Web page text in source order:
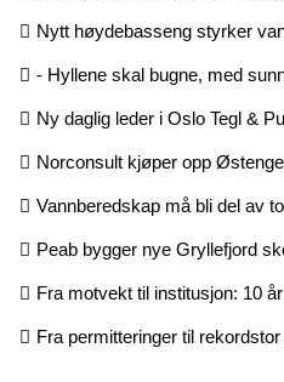
Nytt høydebasseng styrker
- Hyllene skal bugne, med
Ny daglig leder i Oslo Tegl &
Norconsult kjøper opp
Vannberedskap må bli del av
Peab bygger nye Gryllefjord
Fra motvekt til institusjon: 10
Fra permitteringer til